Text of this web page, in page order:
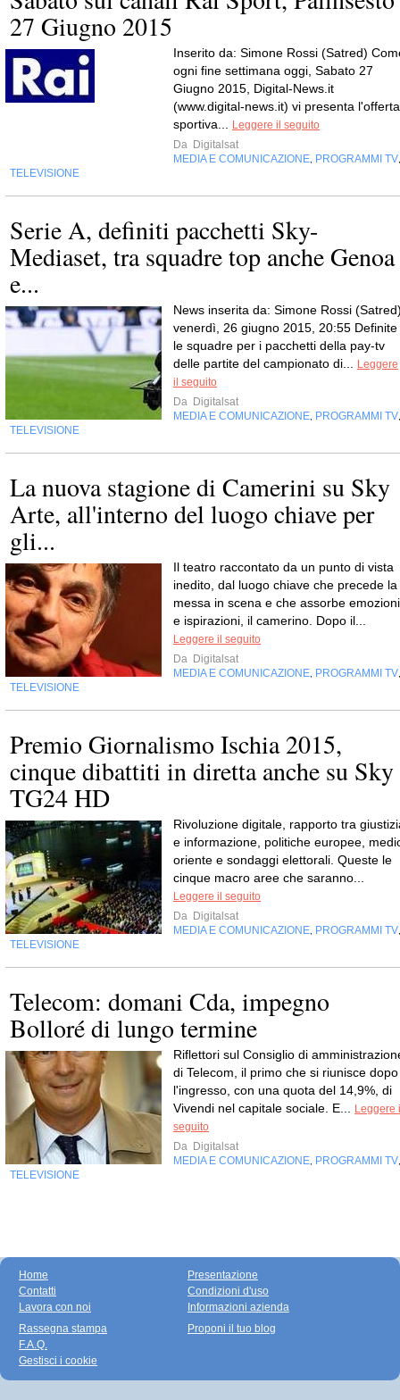
27 Giugno 2015
Inserito da: Simone Rossi (Satred)
ogni fine settimana oggi, Sabato 27
Giugno 2015, Digital-News.it
(www.digital-news.it) vi presenta l'offerta
sportiva...
Leggere il seguito
Da Digitalsat
MEDIA E COMUNICAZIONE PROGRAMMI TV
TELEVISIONE
Serie A, definiti pacchetti Sky-
Mediaset, tra squadre top anche Genoa
e...
News inserita da: Simone Rossi
venerdì, 26 giugno 2015, 20:55 Definite
le squadre per i pacchetti della pay-tv
delle partite del campionato di...
Leggere
il seguito
Da Digitalsat
MEDIA E COMUNICAZIONE PROGRAMMI TV
TELEVISIONE
La nuova stagione di Camerini su Sky
Arte, all'interno del luogo chiave per
gli...
Il teatro raccontato da un punto di vista
inedito, dal luogo chiave che precede la
messa in scena e che assorbe emozioni
e ispirazioni, il camerino. Dopo il...
Leggere il seguito
Da Digitalsat
MEDIA E COMUNICAZIONE PROGRAMMI TV
TELEVISIONE
Premio Giornalismo Ischia 2015,
cinque dibattiti in diretta anche su Sky
TG24 HD
Rivoluzione digitale, rapporto tra
e informazione, politiche europee,
oriente e sondaggi elettorali. Queste le
cinque macro aree che saranno...
Leggere il seguito
Da Digitalsat
MEDIA E COMUNICAZIONE PROGRAMMI TV
TELEVISIONE
Telecom: domani Cda, impegno
Bolloré di lungo termine
Riflettori sul Consiglio di
di Telecom, il primo che si riunisce dopo
l'ingresso, con una quota del 14,9%, di
Vivendi nel capitale sociale. E...
Leggere
seguito
Da Digitalsat
MEDIA E COMUNICAZIONE PROGRAMMI TV
TELEVISIONE
Home
Contatti
Lavora con noi
Presentazione
Condizioni d'uso
Informazioni azienda
Rassegna stampa
F.A.Q.
Gestisci i cookie
Proponi il tuo blog